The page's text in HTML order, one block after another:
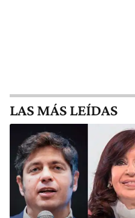
LAS MÁS LEÍDAS